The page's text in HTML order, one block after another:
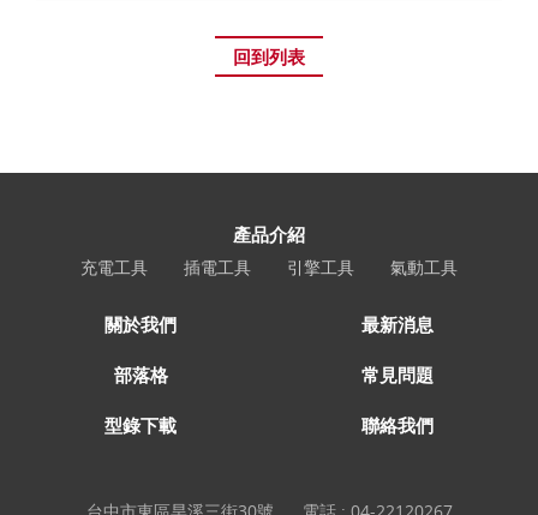
回到列表
產品介紹
充電工具 插電工具 引擎工具 氣動工具
關於我們 最新消息
部落格 常見問題
型錄下載 聯絡我們